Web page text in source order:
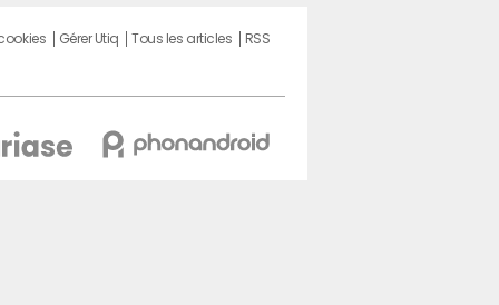
Gérer Utiq Tous les articles
RSS